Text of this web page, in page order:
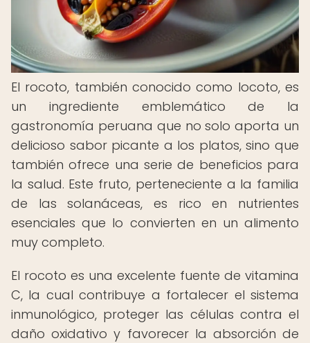
El rocoto, también conocido como locoto, es
un ingrediente emblemático de la
gastronomía peruana que no solo aporta un
delicioso sabor picante a los platos, sino que
también ofrece una serie de beneficios para
la salud. Este fruto, perteneciente a la familia
de las solanáceas, es rico en nutrientes
esenciales que lo convierten en un alimento
muy completo.
El rocoto es una excelente fuente de vitamina
C, la cual contribuye a fortalecer el sistema
inmunológico, proteger las células contra el
daño oxidativo y favorecer la absorción de